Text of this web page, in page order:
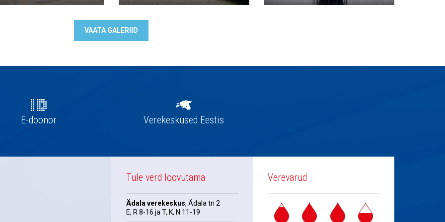
VAATA GALERIID
E-doonor Verekeskused Eestis
Tule verd loovutama
Ädala verekeskus, Ädala tn 2
E, R 8-16 ja T, K, N 11-19
Verevarud